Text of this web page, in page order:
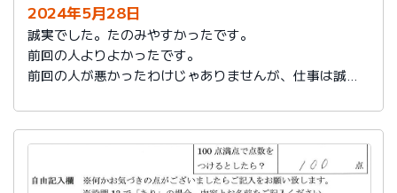
2024年5月28日
誠実でした。たのみやすかったです。
前回の人よりよかったです。
前回の人が悪かったわけじゃありませんが、仕事は誠実